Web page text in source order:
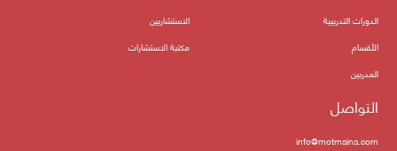
الدورات التدريبية
الأقسام
المدربين
الاستشاريين
مكتبة الاستشارات
التواصل
info@motmaina.com